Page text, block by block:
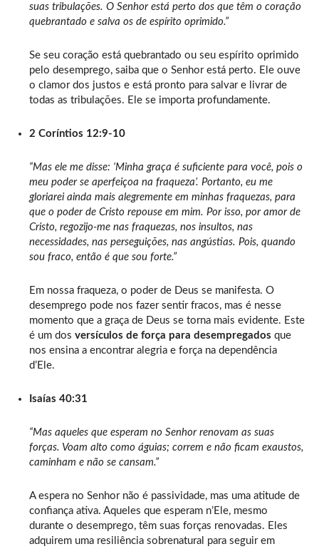
suas tribulações. O Senhor está perto dos que têm o coração
quebrantado e salva os de espírito oprimido.”
Se seu coração está quebrantado ou seu espírito oprimido
pelo desemprego, saiba que o Senhor está perto. Ele ouve
o clamor dos justos e está pronto para salvar e livrar de
todas as tribulações. Ele se importa profundamente.
2 Coríntios 12:9-10
“Mas ele me disse: ‘Minha graça é suficiente para você, pois o
meu poder se aperfeiçoa na fraqueza’. Portanto, eu me
gloriarei ainda mais alegremente em minhas fraquezas, para
que o poder de Cristo repouse em mim. Por isso, por amor de
Cristo, regozijo-me nas fraquezas, nos insultos, nas
necessidades, nas perseguições, nas angústias. Pois, quando
sou fraco, então é que sou forte.”
Em nossa fraqueza, o poder de Deus se manifesta. O
desemprego pode nos fazer sentir fracos, mas é nesse
momento que a graça de Deus se torna mais evidente. Este
é um dos versículos de força para desempregados que
nos ensina a encontrar alegria e força na dependência
d’Ele.
Isaías 40:31
“Mas aqueles que esperam no Senhor renovam as suas
forças. Voam alto como águias; correm e não ficam exaustos,
caminham e não se cansam.”
A espera no Senhor não é passividade, mas uma atitude de
confiança ativa. Aqueles que esperam n’Ele, mesmo
durante o desemprego, têm suas forças renovadas. Eles
adquirem uma resiliência sobrenatural para seguir em